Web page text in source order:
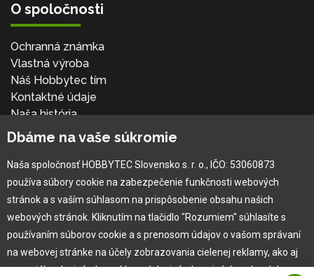
O spoločnosti
Ochranná známka
Vlastná výroba
Náš Hobbytec tím
Kontaktné údaje
Naša história
Kariéra
Pre zákazníka
Garancia najlepšej ceny
Užívateľský manuál
Obchodné podmienky
Zákazník & partner
Dbáme na vaše súkromie
Naša spoločnosť HOBBYTEC Slovensko s. r. o., IČO: 53060873
používa súbory cookie na zabezpečenie funkčnosti webových
stránok a s vaším súhlasom na prispôsobenie obsahu našich
webových stránok. Kliknutím na tlačidlo "Rozumiem" súhlasíte s
používaním súborov cookie a s prenosom údajov o vašom správaní
na webovej stránke na účely zobrazovania cielenej reklamy, ako aj
na sociálnych sieťach a reklamných sieťach na iných webových